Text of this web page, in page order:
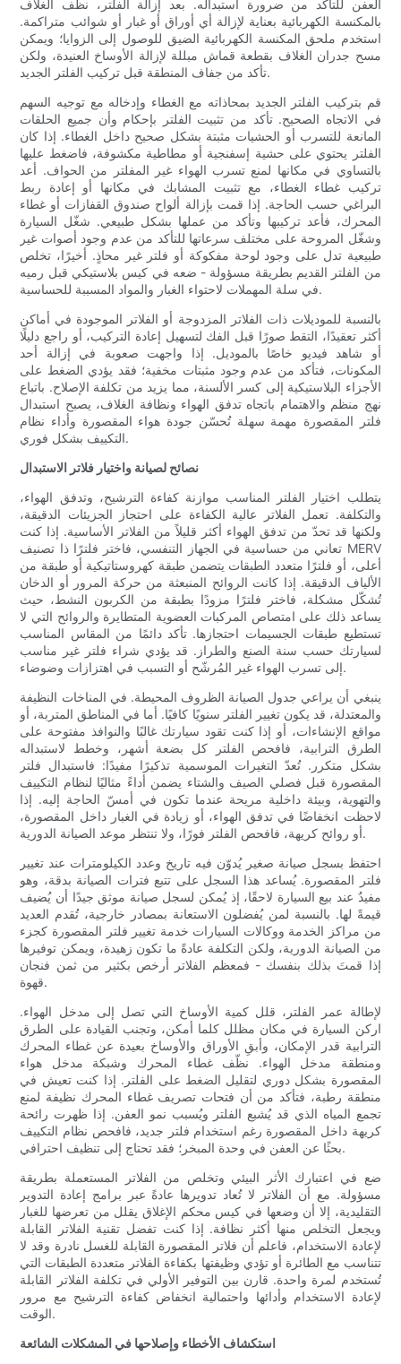
العفن للتأكد من ضرورة استبداله. بعد إزالة الفلتر، نظّف الغلاف
بالمكنسة الكهربائية بعناية لإزالة أي أوراق أو غبار أو شوائب متراكمة.
استخدم ملحق المكنسة الكهربائية الضيق للوصول إلى الزوايا؛ ويمكن
مسح جدران الغلاف بقطعة قماش مبللة لإزالة الأوساخ العنيدة، ولكن
تأكد من جفاف المنطقة قبل تركيب الفلتر الجديد.
قم بتركيب الفلتر الجديد بمحاذاته مع الغطاء وإدخاله مع توجيه السهم
في الاتجاه الصحيح. تأكد من تثبيت الفلتر بإحكام وأن جميع الحلقات
المانعة للتسرب أو الحشيات مثبتة بشكل صحيح داخل الغطاء. إذا كان
الفلتر يحتوي على حشية إسفنجية أو مطاطية مكشوفة، فاضغط عليها
بالتساوي في مكانها لمنع تسرب الهواء غير المفلتر من الحواف. أعد
تركيب غطاء الغطاء، مع تثبيت المشابك في مكانها أو إعادة ربط
البراغي حسب الحاجة. إذا قمت بإزالة ألواح صندوق القفازات أو غطاء
المحرك، فأعد تركيبها وتأكد من عملها بشكل طبيعي. شغّل السيارة
وشغّل المروحة على مختلف سرعاتها للتأكد من عدم وجود أصوات غير
طبيعية تدل على وجود لوحة مفكوكة أو فلتر غير محاذٍ. أخيرًا، تخلص
من الفلتر القديم بطريقة مسؤولة - ضعه في كيس بلاستيكي قبل رميه
في سلة المهملات لاحتواء الغبار والمواد المسببة للحساسية.
بالنسبة للموديلات ذات الفلاتر المزدوجة أو الفلاتر الموجودة في أماكن
أكثر تعقيدًا، التقط صورًا قبل الفك لتسهيل إعادة التركيب، أو راجع دليلًا
أو شاهد فيديو خاصًا بالموديل. إذا واجهت صعوبة في إزالة أحد
المكونات، فتأكد من عدم وجود مثبتات مخفية؛ فقد يؤدي الضغط على
الأجزاء البلاستيكية إلى كسر الألسنة، مما يزيد من تكلفة الإصلاح. باتباع
نهج منظم والاهتمام باتجاه تدفق الهواء ونظافة الغلاف، يصبح استبدال
فلتر المقصورة مهمة سهلة تُحسّن جودة هواء المقصورة وأداء نظام
التكييف بشكل فوري.
نصائح لصيانة واختيار فلاتر الاستبدال
يتطلب اختيار الفلتر المناسب موازنة كفاءة الترشيح، وتدفق الهواء،
والتكلفة. تعمل الفلاتر عالية الكفاءة على احتجاز الجزيئات الدقيقة،
ولكنها قد تحدّ من تدفق الهواء أكثر قليلاً من الفلاتر الأساسية. إذا كنت
تعاني من حساسية في الجهاز التنفسي، فاختر فلترًا ذا تصنيف MERV
أعلى، أو فلترًا متعدد الطبقات يتضمن طبقة كهروستاتيكية أو طبقة من
الألياف الدقيقة. إذا كانت الروائح المنبعثة من حركة المرور أو الدخان
تُشكّل مشكلة، فاختر فلترًا مزودًا بطبقة من الكربون النشط، حيث
يساعد ذلك على امتصاص المركبات العضوية المتطايرة والروائح التي لا
تستطيع طبقات الجسيمات احتجازها. تأكد دائمًا من المقاس المناسب
لسيارتك حسب سنة الصنع والطراز. قد يؤدي شراء فلتر غير مناسب
إلى تسرب الهواء غير المُرشّح أو التسبب في اهتزازات وضوضاء.
ينبغي أن يراعي جدول الصيانة الظروف المحيطة. في المناخات النظيفة
والمعتدلة، قد يكون تغيير الفلتر سنويًا كافيًا. أما في المناطق المتربة، أو
مواقع الإنشاءات، أو إذا كنت تقود سيارتك غالبًا والنوافذ مفتوحة على
الطرق الترابية، فافحص الفلتر كل بضعة أشهر، وخطط لاستبداله
بشكل متكرر. تُعدّ التغيرات الموسمية تذكيرًا مفيدًا: فاستبدال فلتر
المقصورة قبل فصلي الصيف والشتاء يضمن أداءً مثاليًا لنظام التكييف
والتهوية، وبيئة داخلية مريحة عندما تكون في أمسّ الحاجة إليه. إذا
لاحظت انخفاضًا في تدفق الهواء، أو زيادة في الغبار داخل المقصورة،
أو روائح كريهة، فافحص الفلتر فورًا، ولا تنتظر موعد الصيانة الدورية.
احتفظ بسجل صيانة صغير يُدوّن فيه تاريخ وعدد الكيلومترات عند تغيير
فلتر المقصورة. يُساعد هذا السجل على تتبع فترات الصيانة بدقة، وهو
مفيدٌ عند بيع السيارة لاحقًا، إذ يُمكن لسجل صيانة موثق جيدًا أن يُضيف
قيمةً لها. بالنسبة لمن يُفضلون الاستعانة بمصادر خارجية، تُقدم العديد
من مراكز الخدمة ووكالات السيارات خدمة تغيير فلتر المقصورة كجزء
من الصيانة الدورية، ولكن التكلفة عادةً ما تكون زهيدة، ويمكن توفيرها
إذا قمتَ بذلك بنفسك - فمعظم الفلاتر أرخص بكثير من ثمن فنجان
قهوة.
لإطالة عمر الفلتر، قلل كمية الأوساخ التي تصل إلى مدخل الهواء.
اركن السيارة في مكان مظلل كلما أمكن، وتجنب القيادة على الطرق
الترابية قدر الإمكان، وأبقِ الأوراق والأوساخ بعيدة عن غطاء المحرك
ومنطقة مدخل الهواء. نظّف غطاء المحرك وشبكة مدخل هواء
المقصورة بشكل دوري لتقليل الضغط على الفلتر. إذا كنت تعيش في
منطقة رطبة، فتأكد من أن فتحات تصريف غطاء المحرك نظيفة لمنع
تجمع المياه الذي قد يُشبع الفلتر ويُسبب نمو العفن. إذا ظهرت رائحة
كريهة داخل المقصورة رغم استخدام فلتر جديد، فافحص نظام التكييف
بحثًا عن العفن في وحدة المبخر؛ فقد تحتاج إلى تنظيف احترافي.
ضع في اعتبارك الأثر البيئي وتخلص من الفلاتر المستعملة بطريقة
مسؤولة. مع أن الفلاتر لا تُعاد تدويرها عادةً عبر برامج إعادة التدوير
التقليدية، إلا أن وضعها في كيس محكم الإغلاق يقلل من تعرضها للغبار
ويجعل التخلص منها أكثر نظافة. إذا كنت تفضل تقنية الفلاتر القابلة
لإعادة الاستخدام، فاعلم أن فلاتر المقصورة القابلة للغسل نادرة وقد لا
تتناسب مع الطائرة أو تؤدي وظيفتها بكفاءة الفلاتر متعددة الطبقات التي
تُستخدم لمرة واحدة. قارن بين التوفير الأولي في تكلفة الفلاتر القابلة
لإعادة الاستخدام وأدائها واحتمالية انخفاض كفاءة الترشيح مع مرور
الوقت.
استكشاف الأخطاء وإصلاحها في المشكلات الشائعة